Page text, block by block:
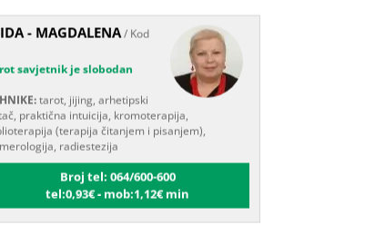
/ Kod
savjetnik je slobodan
tarot, jijing, arhetipski
praktična intuicija, kromoterapija,
(terapija čitanjem i pisanjem),
radiestezija
Broj tel: 064/600-600
tel:0,93€ - mob:1,12€ min